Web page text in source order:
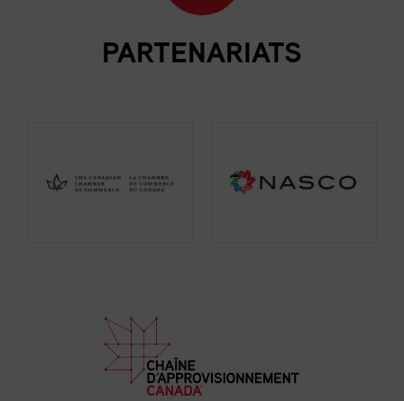
PARTENARIATS